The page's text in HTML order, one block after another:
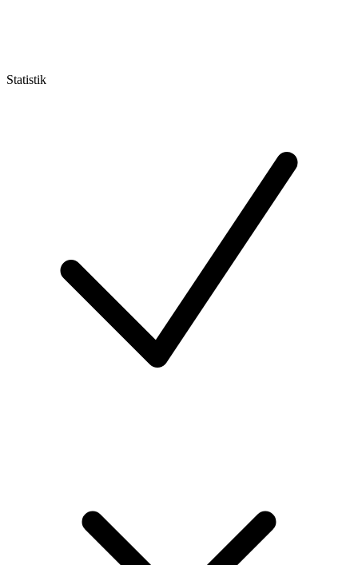
Statistik